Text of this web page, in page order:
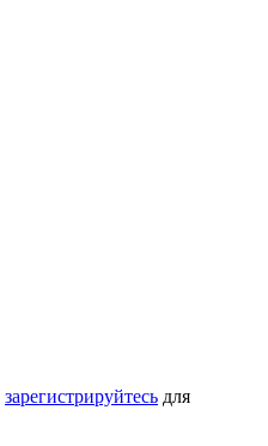
зарегистрируйтесь для